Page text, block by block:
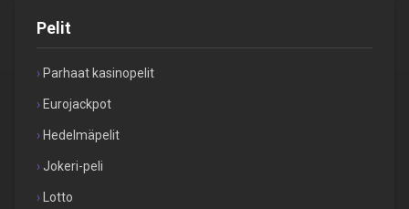
Pelit
Parhaat kasinopelit
Eurojackpot
Hedelmäpelit
Jokeri-peli
Lotto